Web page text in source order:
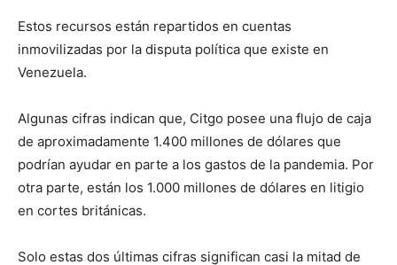
Estos recursos están repartidos en cuentas
inmovilizadas por la disputa política que existe en
Venezuela.
Algunas cifras indican que, Citgo posee una flujo de caja
de aproximadamente 1.400 millones de dólares que
podrían ayudar en parte a los gastos de la pandemia. Por
otra parte, están los 1.000 millones de dólares en litigio
en cortes británicas.
Solo estas dos últimas cifras significan casi la mitad de